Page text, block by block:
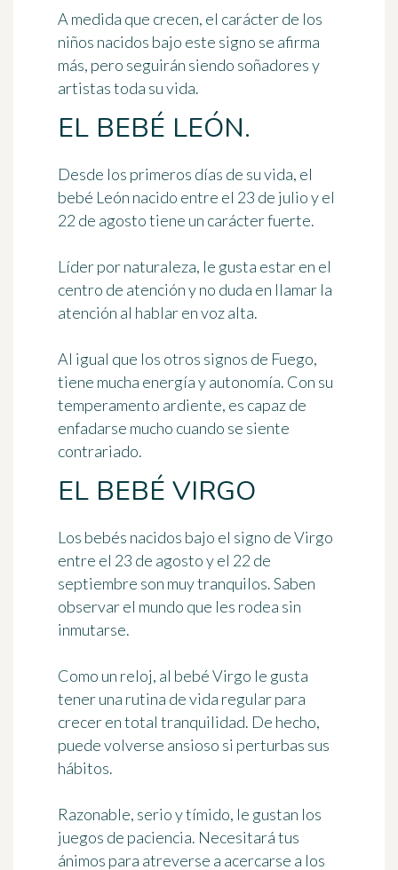
A medida que crecen, el carácter de los
niños nacidos bajo este signo se afirma
más, pero seguirán siendo soñadores y
artistas toda su vida.
EL BEBÉ LEÓN.
Desde los primeros días de su vida, el
bebé León nacido entre el 23 de julio y el
22 de agosto tiene un carácter fuerte.
Líder por naturaleza, le gusta estar en el
centro de atención y no duda en llamar la
atención al hablar en voz alta.
Al igual que los otros signos de Fuego,
tiene mucha energía y autonomía. Con su
temperamento ardiente, es capaz de
enfadarse mucho cuando se siente
contrariado.
EL BEBÉ VIRGO
Los bebés nacidos bajo el signo de Virgo
entre el 23 de agosto y el 22 de
septiembre son muy tranquilos. Saben
observar el mundo que les rodea sin
inmutarse.
Como un reloj, al bebé Virgo le gusta
tener una rutina de vida regular para
crecer en total tranquilidad. De hecho,
puede volverse ansioso si perturbas sus
hábitos.
Razonable, serio y tímido, le gustan los
juegos de paciencia. Necesitará tus
ánimos para atreverse a acercarse a los